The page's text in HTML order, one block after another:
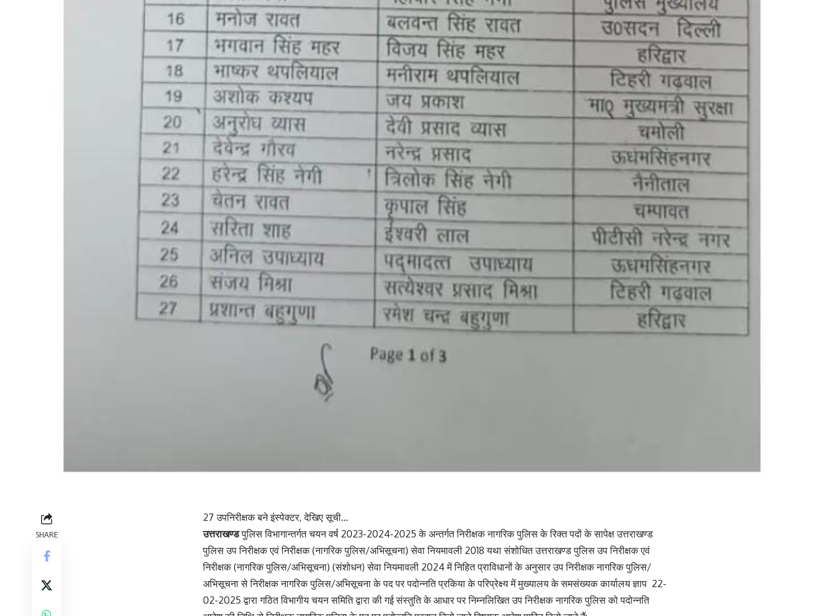
SHARE
27 उपनिरीक्षक बने इंस्पेक्टर, देखिए सूची…
उत्तराखण्डपुलिस विभागान्तर्गत चयन वर्ष 2023-2024-2025 के अन्तर्गत निरीक्षक नागरिक पुलिस के रिक्त पदों के सापेक्ष उत्तराखण्ड
पुलिस उप निरीक्षक एवं निरीक्षक (नागरिक पुलिस/अभिसूचना) सेवा नियमावली 2018 यथा संशोधित उत्तराखण्ड पुलिस उप निरीक्षक एवं
निरीक्षक (नागरिक पुलिस/अभिसूचना) (संशोधन) सेवा नियमावली 2024 में निहित प्राविधानों के अनुसार उप निरीक्षक नागरिक पुलिस/
अभिसूचना से निरीक्षक नागरिक पुलिस/अभिसूचना के पद पर पदोन्नति प्रकिया के परिप्रेक्ष्य में मुख्यालय के समसंख्यक कार्यालय ज्ञाप 22-
02-2025 द्वारा गठित विभागीय चयन समिति द्वारा की गई संस्तुति के आधार पर निम्नलिखित उप निरीक्षक नागरिक पुलिस को पदोन्नति